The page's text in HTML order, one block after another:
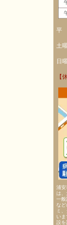
平
土
日
【
浦安
は、
一般
など
ミ
い
設を